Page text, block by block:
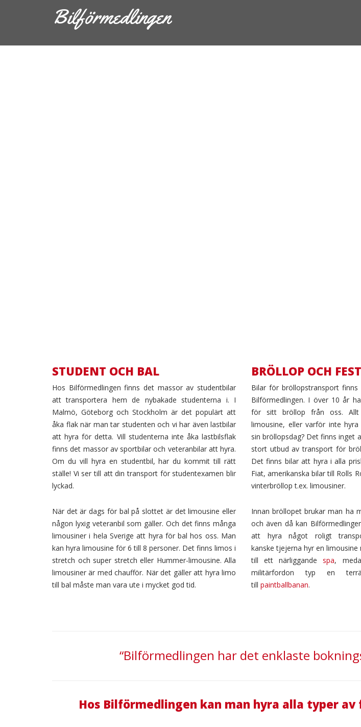
Bilförmedlingen
STUDENT OCH BAL
Hos Bilförmedlingen finns det massor av studentbilar
att transportera hem de nybakade studenterna i. I
Malmö, Göteborg och Stockholm är det populärt att
åka flak när man tar studenten och vi har även lastbilar
att hyra för detta. Vill studenterna inte åka lastbilsflak
finns det massor av sportbilar och veteranbilar att hyra.
Om du vill hyra en studentbil, har du kommit till rätt
ställe! Vi ser till att din transport för studentexamen blir
lyckad.
När det är dags för bal på slottet är det limousine eller
någon lyxig veteranbil som gäller. Och det finns många
limousiner i hela Sverige att hyra för bal hos oss. Man
kan hyra limousine för 6 till 8 personer. Det finns limos i
stretch och super stretch eller Hummer-limousine. Alla
limousiner är med chaufför. När det gäller att hyra limo
till bal måste man vara ute i mycket god tid.
BRÖLLOP
OCH
FEST
BRÖLLOP OCH FEST
Bilar för bröllopstransport finns
Bilförmedlingen. I över 10 år
för sitt bröllop från oss. Allt
limousine, eller varför inte
sin bröllopsdag? Det finns inget
stort utbud av transport för
Det finns bilar att hyra i alla
Fiat, amerikanska bilar till Rolls
vinterbröllop t.ex. limousiner.
Innan bröllopet brukar man ha
och även då kan
att hyra något roligt
kanske tjejerna hyr en
till ett närliggandespa,
militärfordon typ en
till paintballbanan.
“Bilförmedlingen har det enklaste
Hos Bilförmedlingen kan man hyra alla typer